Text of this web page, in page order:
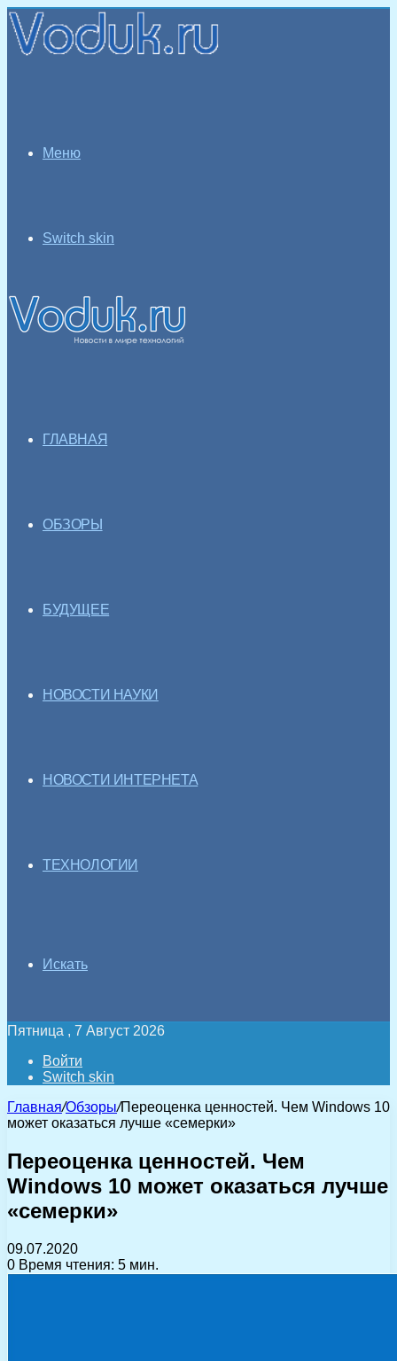
Меню
Switch skin
ГЛАВНАЯ
ОБЗОРЫ
БУДУЩЕЕ
НОВОСТИ НАУКИ
НОВОСТИ ИНТЕРНЕТА
ТЕХНОЛОГИИ
Искать
Пятница , 7 Август 2026
Войти
Switch skin
Главная/Обзоры/Переоценка ценностей. Чем Windows 10
может оказаться лучше «семерки»
Переоценка ценностей. Чем
Windows 10 может оказаться лучше
«семерки»
09.07.2020
0 Время чтения: 5 мин.